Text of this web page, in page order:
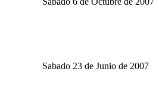
Sabado 23 de Junio de 2007